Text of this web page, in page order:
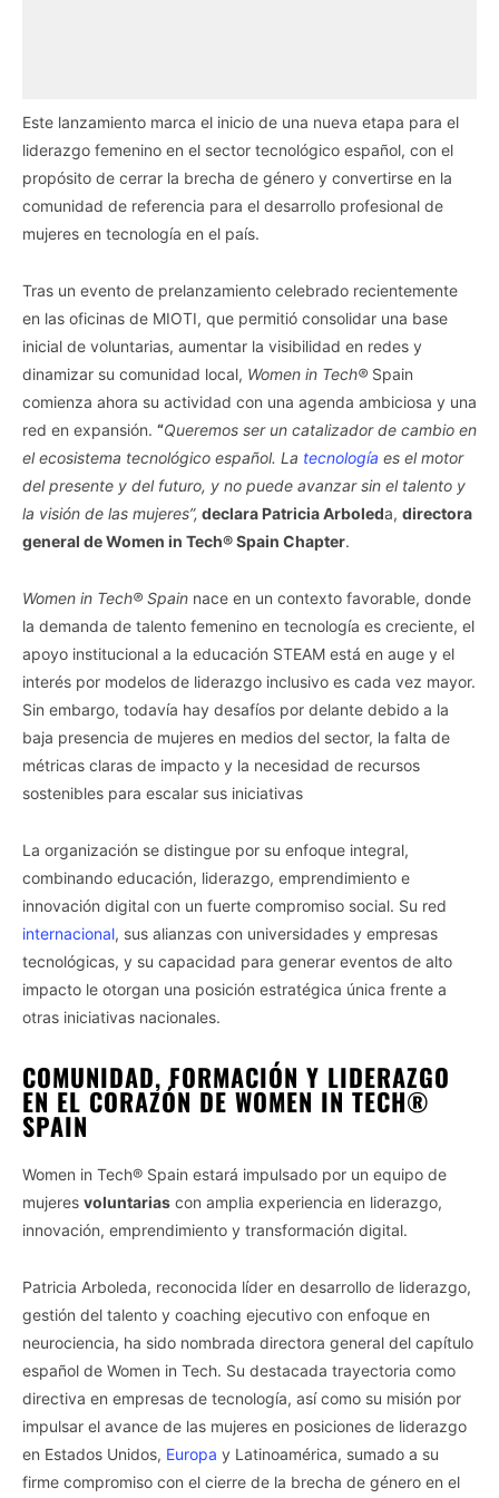
Este lanzamiento marca el inicio de una nueva etapa para el
liderazgo femenino en el sector tecnológico español, con el
propósito de cerrar la brecha de género y convertirse en la
comunidad de referencia para el desarrollo profesional de
mujeres en tecnología en el país.
Tras un evento de prelanzamiento celebrado recientemente
en las oficinas de MIOTI, que permitió consolidar una base
inicial de voluntarias, aumentar la visibilidad en redes y
dinamizar su comunidad local, Women in Tech® Spain
comienza ahora su actividad con una agenda ambiciosa y una
red en expansión. “Queremos ser un catalizador de cambio en
el ecosistema tecnológico español. La tecnología es el motor
del presente y del futuro, y no puede avanzar sin el talento y
la visión de las mujeres”, declara Patricia Arboleda, directora
general de Women in Tech® Spain Chapter.
Women in Tech® Spain nace en un contexto favorable, donde
la demanda de talento femenino en tecnología es creciente, el
apoyo institucional a la educación STEAM está en auge y el
interés por modelos de liderazgo inclusivo es cada vez mayor.
Sin embargo, todavía hay desafíos por delante debido a la
baja presencia de mujeres en medios del sector, la falta de
métricas claras de impacto y la necesidad de recursos
sostenibles para escalar sus iniciativas
La organización se distingue por su enfoque integral,
combinando educación, liderazgo, emprendimiento e
innovación digital con un fuerte compromiso social. Su red
internacional, sus alianzas con universidades y empresas
tecnológicas, y su capacidad para generar eventos de alto
impacto le otorgan una posición estratégica única frente a
otras iniciativas nacionales.
COMUNIDAD, FORMACIÓN Y LIDERAZGO
EN EL CORAZÓN DE WOMEN IN TECH®
SPAIN
Women in Tech® Spain estará impulsado por un equipo de
mujeres voluntarias con amplia experiencia en liderazgo,
innovación, emprendimiento y transformación digital.
Patricia Arboleda, reconocida líder en desarrollo de liderazgo,
gestión del talento y coaching ejecutivo con enfoque en
neurociencia, ha sido nombrada directora general del capítulo
español de Women in Tech. Su destacada trayectoria como
directiva en empresas de tecnología, así como su misión por
impulsar el avance de las mujeres en posiciones de liderazgo
en Estados Unidos, Europa y Latinoamérica, sumado a su
firme compromiso con el cierre de la brecha de género en el